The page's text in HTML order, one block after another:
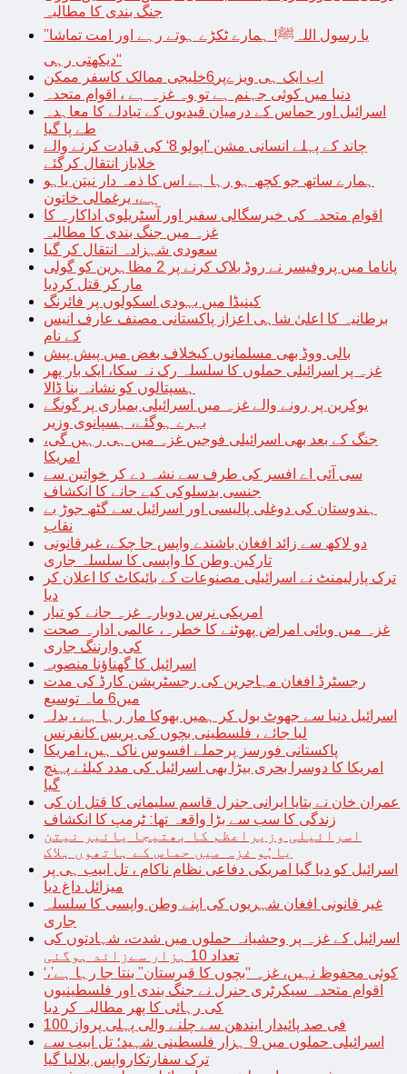
جنگ بندی کا مطالبہ
’’یا رسول اللہﷺ! ہمارے ٹکڑے ہوتے رہے اور امت تماشا
دیکھتی رہی‘‘
اب ایک ہی ویزےپر6خلیجی ممالک کاسفر ممکن
دنیا میں کوئی جہنم ہے تو وہ غزہ ہے ، اقوام متحدہ
اسرائیل اور حماس کے درمیان قیدیوں کے تبادلے کا معاہدہ
طے پا گیا
چاند کے پہلے انسانی مشن ’اپولو 8‘ کی قیادت کرنے والے
خلاباز انتقال کرگئے
ہمارے ساتھ جو کچھ ہو رہا ہے اس کا ذمہ دار نیتن یاہو
ہے، یرغمالی خاتون
اقوام متحدہ کی خیرسگالی سفیر اور آسٹریلوی اداکارہ کا
غزہ میں جنگ بندی کا مطالبہ
سعودی شہزادہ انتقال کر گیا
پاناما میں پروفیسر نے روڈ بلاک کرنے پر 2 مظاہرین کو گولی
مار کر قتل کردیا
کینیڈا میں یہودی اسکولوں پر فائرنگ
برطانیہ کا اعلیٰ شاہی اعزاز پاکستانی مصنف عارف انیس
کے نام
بالی ووڈ بھی مسلمانوں کیخلاف بغض میں پیش پیش
غزہ پر اسرائیلی حملوں کا سلسلہ رک نہ سکا، ایک بار پھر
ہسپتالوں کو نشانہ بنا ڈالا
یوکرین پر رونے والے غزہ میں اسرائیلی بمباری پر گونگے
بہرے ہوگئے، ہسپانوی وزیر
جنگ کے بعد بھی اسرائیلی فوجیں غزہ میں ہی رہیں گی،
امریکا
سی آئی اے افسر کی طرف سے نشہ دے کر خواتین سے
جنسی بدسلوکی کیے جانے کا انکشاف
ہندوستان کی دوغلی پالیسی اور اسرائیل سے گٹھ جوڑ بے
نقاب
دو لاکھ سے زائد افغان باشندے واپس جا چکے، غیرقانونی
تارکین وطن کا واپسی کا سلسلہ جاری
ترک پارلیمنٹ نے اسرائیلی مصنوعات کے بائیکاٹ کا اعلان کر
دیا
امریکی نرس دوبارہ غزہ جانے کو تیار
غزہ میں وبائی امراض پھوٹنے کا خطرہ، عالمی ادارہ صحت
کی وارننگ جاری
اسرائیل کا گھناؤنا منصوبہ
رجسٹرڈ افغان مہاجرین کی رجسٹریشن کارڈ کی مدت
میں6 ماہ توسیع
اسرائیل دنیا سے جھوٹ بول کر ہمیں بھوکا مار رہا ہے ، بدلہ
لیا جائے ، فلسطینی بچوں کی پریس کانفرنس
پاکستانی فورسز پرحملے افسوس ناک ہیں، امریکا
امریکا کا دوسرا بحری بیڑا بھی اسرائیل کی مدد کیلئے پہنچ
گیا
عمران خان نے بتایا ایرانی جنرل قاسم سلیمانی کا قتل ان کی
زندگی کا سب سے بڑا واقعہ تھا: ٹرمپ کا انکشاف
اسرائیلی وزیراعظم کا بھتیجا یائیر نیتن
یاہُو غزہ میں حماس کے ہاتھوں ہلاک
اسرائیل کو دیا گیا امریکی دفاعی نظام ناکام ، تل ابیب ہی پر
میزائل داغ دیا
غیر قانونی افغان شہریوں کی اپنے وطن واپسی کا سلسلہ
جاری
اسرائیل کے غزہ پر وحشیانہ حملوں میں شدت، شہادتوں کی
تعداد 10 ہزار سےزائد ہوگئی
‘کوئی محفوظ نہیں، غزہ “بچوں کا قبرستان” بنتا جا رہا ہے’،
اقوام متحدہ سیکرٹری جنرل نے جنگ بندی اور فلسطینیوں
کی رہائی کا پھر مطالبہ کر دیا
100 فی صد پائیدار ایندھن سے چلنے والی پہلی پرواز
اسرائیلی حملوں میں 9 ہزار فلسطینی شہید؛ تل ابیب سے
ترک سفارتکارواپس بلالیا گیا